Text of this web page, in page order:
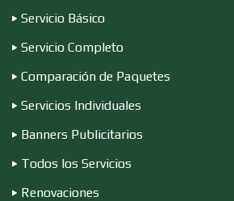
Computadoras
Conferencias Empresariales
Servicio Básico
Servicio Completo
Comparación de Paquetes
Servicios Individuales
Banners Publicitarios
Todos los Servicios
Renovaciones